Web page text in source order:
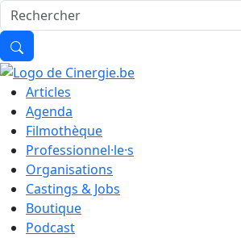
Articles
Agenda
Filmothèque
Professionnel·le·s
Organisations
Castings & Jobs
Boutique
Podcast